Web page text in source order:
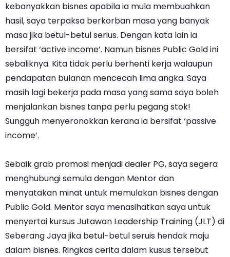
kebanyakkan bisnes apabila ia mula membuahkan
hasil, saya terpaksa berkorban masa yang banyak
masa jika betul-betul serius. Dengan kata lain ia
bersifat ‘active income’. Namun bisnes Public Gold ini
sebaliknya. Kita tidak perlu berhenti kerja walaupun
pendapatan bulanan mencecah lima angka. Saya
masih lagi bekerja pada masa yang sama saya boleh
menjalankan bisnes tanpa perlu pegang stok!
Sungguh menyeronokkan kerana ia bersifat ‘passive
income’.
Sebaik grab promosi menjadi dealer PG, saya segera
menghubungi semula dengan Mentor dan
menyatakan minat untuk memulakan bisnes dengan
Public Gold. Mentor saya menasihatkan saya untuk
menyertai kursus Jutawan Leadership Training (JLT) di
Seberang Jaya jika betul-betul seruis hendak maju
dalam bisnes. Ringkas cerita dalam kusus tersebut